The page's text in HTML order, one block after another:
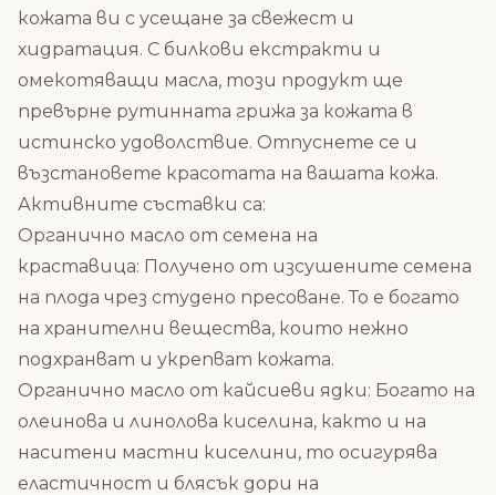
кожата ви с усещане за свежест и
хидратация. С билкови екстракти и
омекотяващи масла, този продукт ще
превърне рутинната грижа за кожата в
истинско удоволствие. Отпуснете се и
възстановете красотата на вашата кожа.
Активните съставки са:
Органично масло от семена на
краставица: Получено от изсушените семена
на плода чрез студено пресоване. То е богато
на хранителни вещества, които нежно
подхранват и укрепват кожата.
Органично масло от кайсиеви ядки: Богато на
олеинова и линолова киселина, както и на
наситени мастни киселини, то осигурява
еластичност и блясък дори на